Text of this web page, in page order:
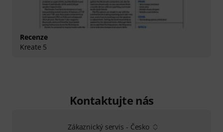
Recenze
Kreate 5
Kontaktujte nás
Zákaznický servis - Česko